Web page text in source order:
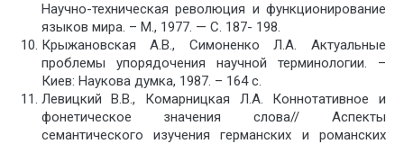
Научно-техническая революция и функционирование
языков мира. – М., 1977. — С. 187- 198.
Крыжановская А.В., Симоненко Л.А. Актуальные
проблемы упорядочения научной терминологии. –
Киев: Наукова думка, 1987. – 164 с.
Левицкий В.В., Комарницкая Л.А. Коннотативное и
фонетическое значения слова// Аспекты
семантического изучения германских и романских